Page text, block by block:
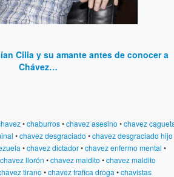
Cilia y su amante antes de conocer a
Chávez…
•chaburros•chavez asesino •chavez
•chavez desgraciado •chavez desgraciado hijo
•chavez dictador•chavez enfermo mental •
chavez llorón •chavez maldito •chavez maldito
tirano •chavez trafica droga •chavistas